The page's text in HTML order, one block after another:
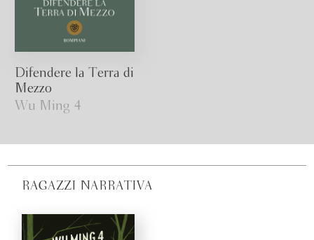
Difendere la Terra di
Mezzo
Wu Ming 4
RAGAZZI NARRATIVA